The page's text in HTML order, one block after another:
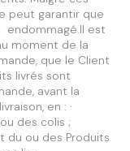
peut garantir que
endommagé.Il est
moment de la
que le Client
livrés sont
avant la
en : ·
des colis ;
ou des Produits